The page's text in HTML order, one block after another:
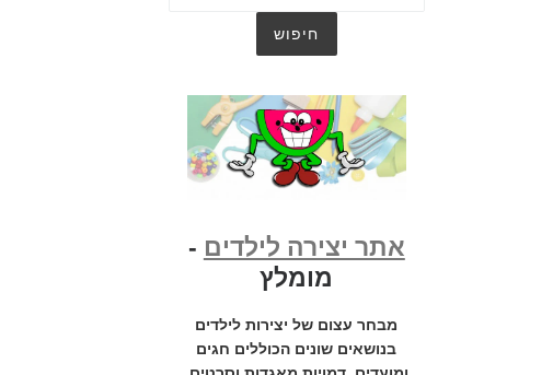
אתר יצירה לילדים -
מומלץ
מבחר עצום של יצירות לילדים
בנושאים שונים הכוללים חגים